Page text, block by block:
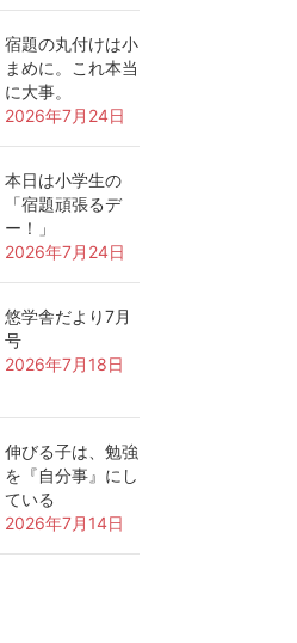
宿題の丸付けは小
まめに。これ本当
に大事。
2026年7月24日
本日は小学生の
「宿題頑張るデ
ー！」
2026年7月24日
悠学舎だより7月
号
2026年7月18日
伸びる子は、勉強
を『自分事』にし
ている
2026年7月14日